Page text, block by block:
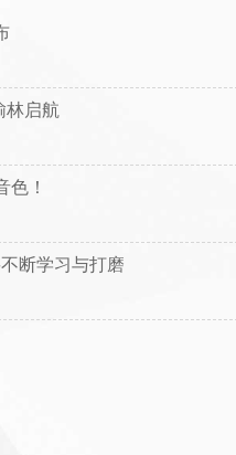
林启航
色！
断学习与打磨